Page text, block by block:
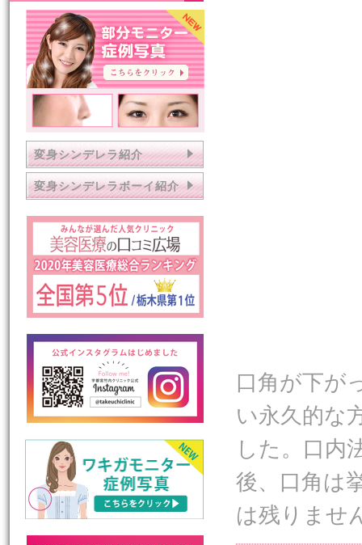
変身シンデレラ紹介
変身シンデレラボーイ紹介
口角が下が
い永久的な
した。口内
後、口角は
は残りませ